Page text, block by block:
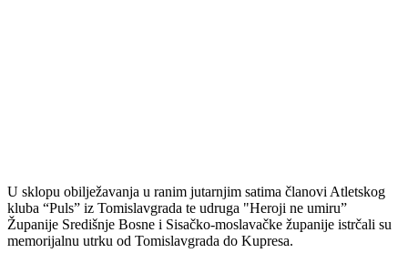
U sklopu obilježavanja u ranim jutarnjim satima članovi Atletskog
kluba “Puls” iz Tomislavgrada te udruga "Heroji ne umiru”
Županije Središnje Bosne i Sisačko-moslavačke županije istrčali su
memorijalnu utrku od Tomislavgrada do Kupresa.